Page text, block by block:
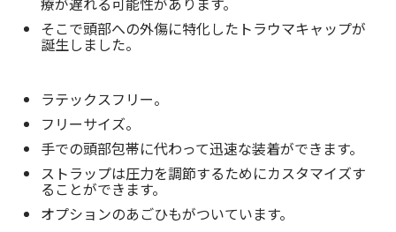
そこで頭部への外傷に特化したトラウマキャップが
誕生しました。
ラテックスフリー。
フリーサイズ。
手での頭部包帯に代わって迅速な装着ができます。
ストラップは圧力を調節するためにカスタマイズす
ることができます。
オプションのあごひもがついています。